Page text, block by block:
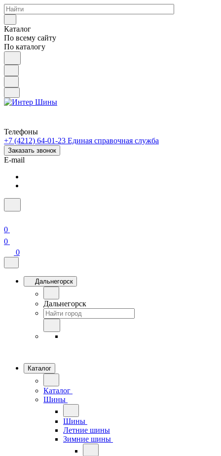
Каталог
По всему сайту
По каталогу
Телефоны
+7 (4212) 64-01-23 Единая справочная служба
Заказать звонок
E-mail
0
0
0
Дальнегорск
Дальнегорск
Каталог
Каталог
Шины
Шины
Летние шины
Зимние шины